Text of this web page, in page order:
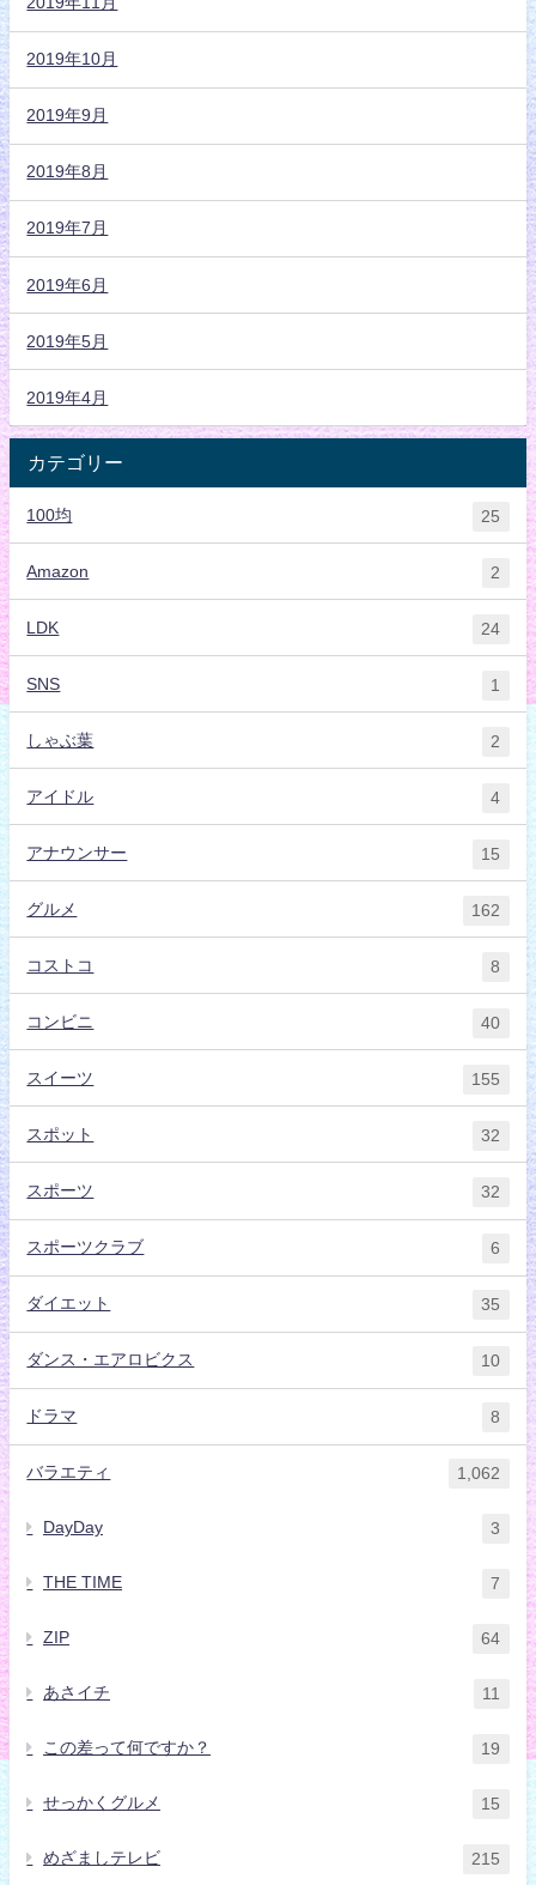
2019年10月
2019年9月
2019年8月
2019年7月
2019年6月
2019年5月
2019年4月
カテゴリー
100均 25
Amazon 2
LDK 24
SNS 1
しゃぶ葉 2
アイドル 4
アナウンサー 15
グルメ 162
コストコ 8
コンビニ 40
スイーツ 155
スポット 32
スポーツ 32
スポーツクラブ 6
ダイエット 35
ダンス・エアロビクス 10
ドラマ 8
バラエティ 1,062
DayDay 3
THE TIME 7
ZIP 64
あさイチ 11
この差って何ですか？ 19
せっかくグルメ 15
めざましテレビ 215